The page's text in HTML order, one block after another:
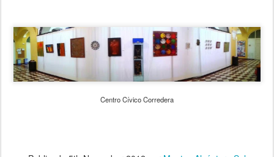
Centro Cívico Corredera